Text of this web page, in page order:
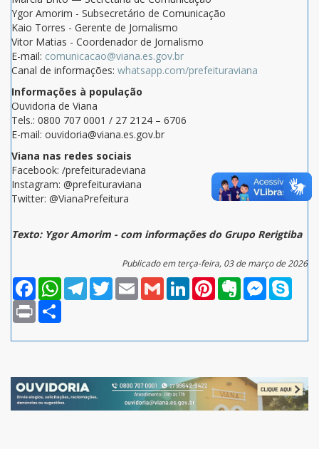
Ygor Amorim - Subsecretário de Comunicação
Kaio Torres - Gerente de Jornalismo
Vitor Matias - Coordenador de Jornalismo
E-mail: comunicacao@viana.es.gov.br
Canal de informações: whatsapp.com/prefeituraviana
Informações à população
Ouvidoria de Viana
Tels.: 0800 707 0001 / 27 2124 – 6706
E-mail: ouvidoria@viana.es.gov.br
Viana nas redes sociais
Facebook: /prefeituradeviana
Instagram: @prefeituraviana
Twitter: @VianaPrefeitura
Texto: Ygor Amorim - com informações do Grupo Rerigtiba
Publicado em terça-feira, 03 de março de 2026
FacebookWhatsAppTelegramTwitterEmail Gmail LinkedInPinterestEvernoteMessenger
Print